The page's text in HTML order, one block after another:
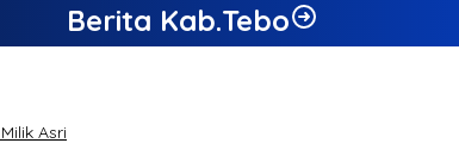
Berita Kab.Tebo
Asri